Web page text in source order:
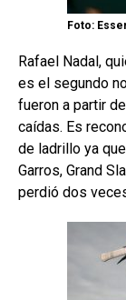
Foto:
Rafael Nadal,
es el segundo
fueron a partir
caídas. Es
de ladrillo ya
Garros, Grand
perdió dos